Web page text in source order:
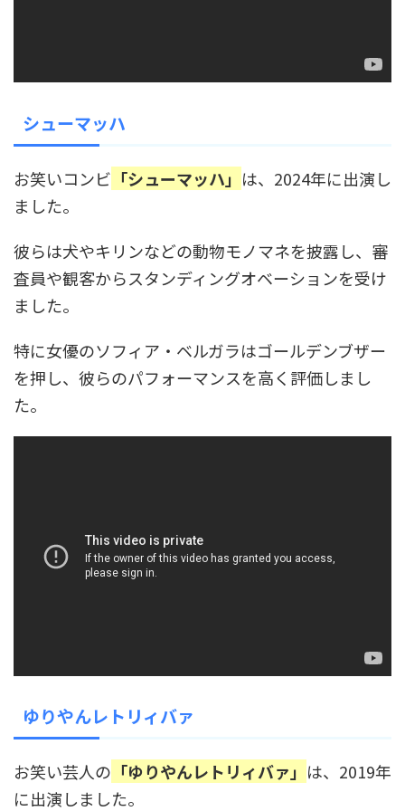
シューマッハ
お笑いコンビ 「シューマッハ」 は、2024年に出演し
ました。
彼らは犬やキリンなどの動物モノマネを披露し、審
査員や観客からスタンディングオベーションを受け
ました。
特に女優のソフィア・ベルガラはゴールデンブザー
を押し、彼らのパフォーマンスを高く評価しまし
た。
ゆりやんレトリィバァ
お笑い芸人の 「ゆりやんレトリィバァ」 は、2019年
に出演しました。